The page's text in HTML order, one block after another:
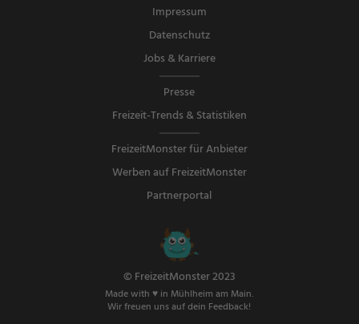
Impressum
Datenschutz
Jobs & Karriere
Presse
Freizeit-Trends & Statistiken
FreizeitMonster für Anbieter
Werben auf FreizeitMonster
Partnerportal
© FreizeitMonster 2023
Made with ♥ in Mühlheim am Main.
Wir freuen uns auf dein Feedback!